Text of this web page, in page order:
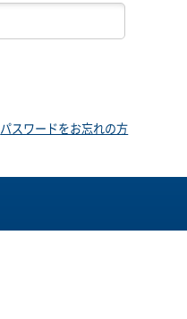
パスワードをお忘れの方